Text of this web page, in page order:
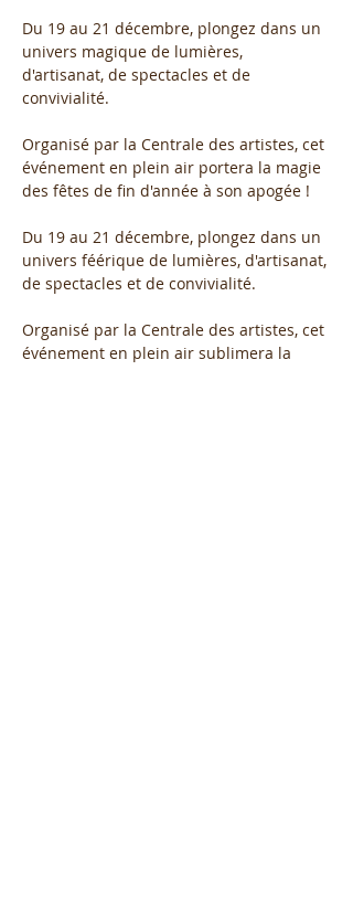
Du 19 au 21 décembre, plongez dans un
univers magique de lumières,
d'artisanat, de spectacles et de
convivialité.
Organisé par la Centrale des artistes, cet
événement en plein air portera la magie
des fêtes de fin d'année à son apogée !
Du 19 au 21 décembre, plongez dans un
univers féérique de lumières, d'artisanat,
de spectacles et de convivialité.
Organisé par la Centrale des artistes, cet
événement en plein air sublimera la